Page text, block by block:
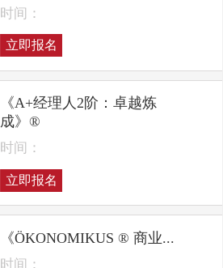
时间：
立即报名
《A+经理人2阶：卓越炼
成》®
时间：
立即报名
《ÖKONOMIKUS ® 商业...
时间：